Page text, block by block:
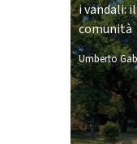
i vandali:
comunità
Umberto